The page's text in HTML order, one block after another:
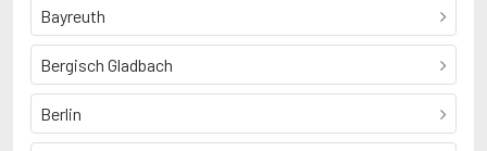
Bayreuth
Bergisch Gladbach
Berlin